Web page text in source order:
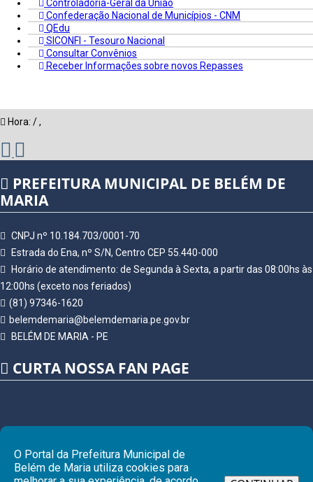
Controladoria-Geral da União
Confederação Nacional de Municípios - CNM
QEdu
SICONFI - Tesouro Nacional
Consultar Convênios
Receber Informações sobre novos Repasses
Hora: /,
PREFEITURA MUNICIPAL DE BELÉM DE
MARIA
CNPJ nº 10.184.703/0001-70
Estrada do Ena, nº S/N, Centro CEP 55.440-000
Horário de atendimento: de Segunda à Sexta, a partir das 08:00hs às
12:00hs (exceto nos feriados)
(81) 97346-1620
belemdemaria@belemdemaria.pe.gov.br
BELÉM DE MARIA - PE
CURTA NOSSA FAN PAGE
O Portal da Prefeitura Municipal de
Belém de Maria utiliza cookies para